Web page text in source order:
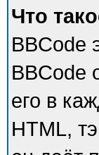
Что
BBCode
BBCode
его в
HTML,